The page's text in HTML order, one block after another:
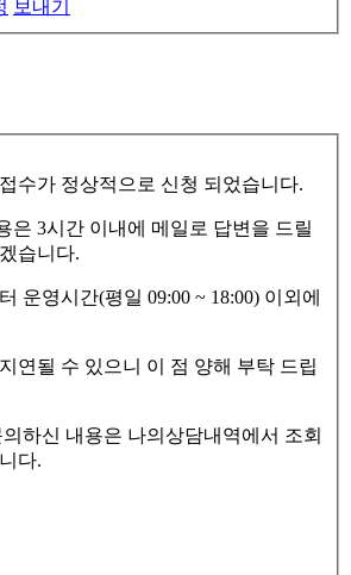
보내기
수가 정상적으로 신청 되었습니다.
은 3시간 이내에 메일로 답변을 드릴
습니다.
운영시간(평일 09:00 ~ 18:00) 이외에
연될 수 있으니 이 점 양해 부탁 드립
하신 내용은 나의상담내역에서 조회
다.